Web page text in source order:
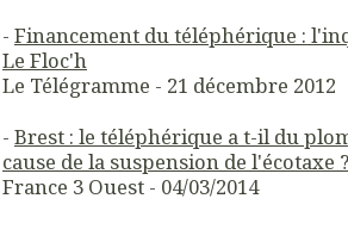
- Financement du téléphérique :
Le Floc'h
Le Télégramme - 21 décembre 2012
- Brest : le téléphérique a t-il du
cause de la suspension de l'écotaxe ?
France 3 Ouest - 04/03/2014